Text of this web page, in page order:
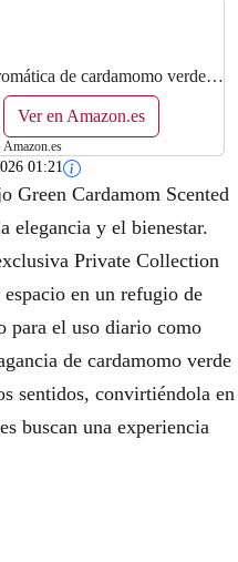
de cardamomo verde –
Ver en Amazon.es
Amazon.es
01:21
Green Cardamom Scented
elegancia y el bienestar.
Private Collection
en un refugio de
para el uso diario como
de cardamomo verde
sentidos, convirtiéndola en
buscan una experiencia